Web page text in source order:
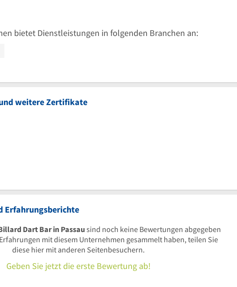
bietet Dienstleistungen in folgenden Branchen an:
weitere Zertifikate
Erfahrungsberichte
Dart Bar in Passausind noch keine Bewertungen abgegeben
mit diesem Unternehmen gesammelt haben, teilen Sie
diese hier mit anderen Seitenbesuchern.
Geben Sie jetzt die erste Bewertung ab!